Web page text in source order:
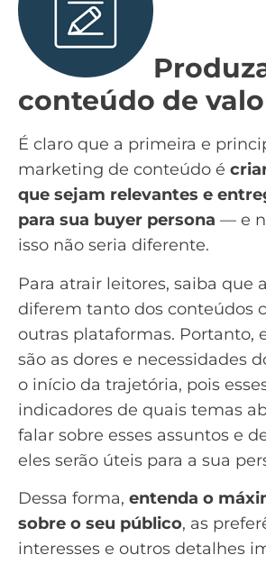
conteúdo de
É claro que a primeira e
marketing de conteúdo é
que sejam relevantes e
para sua buyer persona — e
isso não seria diferente.
Para atrair leitores, saiba que
diferem tanto dos conteúdos
outras plataformas. Portanto,
são as dores e necessidades
o início da trajetória, pois
indicadores de quais temas
falar sobre esses assuntos e
eles serão úteis para a sua
Dessa forma, entenda o
sobre o seu público, as
interesses e outros detalhes